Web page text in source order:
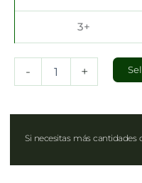
3+
- +
Si necesitas más cantidades